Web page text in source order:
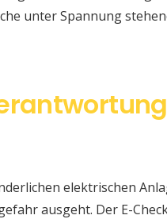
unter Spannung
elektrischen
ausgeht. Der E-